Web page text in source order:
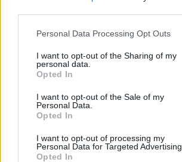
Personal Data Processing Opt Outs
I want to opt-out of the Sharing of my
personal data.
Opted In
I want to opt-out of the Sale of my
Personal Data.
Opted In
I want to opt-out of processing my
Personal Data for Targeted Advertising.
Opted In